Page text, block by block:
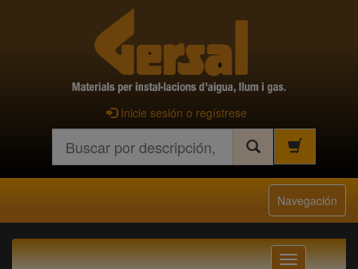
Inicie sesión o regístrese
Navegación
Navegación